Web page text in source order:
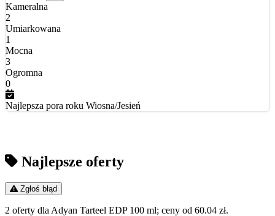
Kameralna
2
Umiarkowana
1
Mocna
3
Ogromna
0
Najlepsza pora roku Wiosna/Jesień
Najlepsze oferty
Zgłoś błąd
2 oferty dla Adyan Tarteel EDP 100 ml; ceny od 60.04 zł.